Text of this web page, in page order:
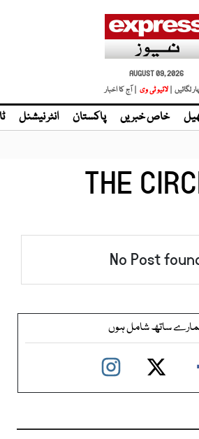
AUGUST 09, 2026
لگائیں | لائیو ٹی وی | آج کا اخبار
خاص خبریں پاکستان انٹر نیشنل
THE
No Post
ساتھ شامل ہوں